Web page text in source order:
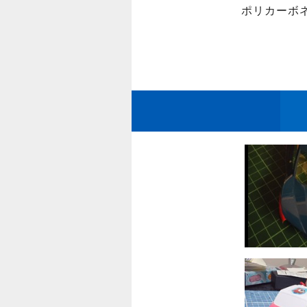
ポリカーボ